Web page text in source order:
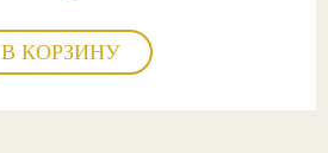
В КОРЗИНУ